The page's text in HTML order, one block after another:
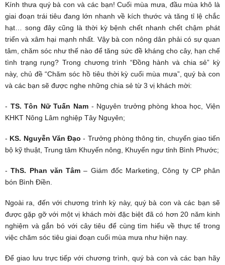
Kính thưa quý bà con và các bạn! Cuối mùa mưa, đầu mùa khô là
giai đoạn trái tiêu đang lớn nhanh về kích thước và tăng tỉ lệ chắc
hạt… song đây cũng là thời kỳ bệnh chết nhanh chết chậm phát
triển và xâm hại mạnh nhất. Vậy bà con nông dân phải có sự quan
tâm, chăm sóc như thế nào để tăng sức đề kháng cho cây, hạn chế
tình trạng rụng? Trong chương trình “Đồng hành và chia sẻ” kỳ
này, chủ đề “Chăm sóc hồ tiêu thời kỳ cuối mùa mưa”, quý bà con
và các bạn sẽ được nghe những chia sẻ từ 3 vị khách mời:
- TS. Tôn Nữ Tuấn Nam- Nguyên trưởng phòng khoa học, Viện
KHKT Nông Lâm nghiệp Tây Nguyên;
- KS. Nguyễn Văn Đạo - Trưởng phòng thông tin, chuyển giao tiến
bộ kỹ thuật, Trung tâm Khuyến nông, Khuyến ngư tỉnh Bình Phước;
-ThS. Phan văn Tâm – Giám đốc Marketing, Công ty CP phân
bón Bình Điền.
Ngoài ra, đến với chương trình kỳ này, quý bà con và các bạn sẽ
được gặp gỡ với một vị khách mời đặc biệt đã có hơn 20 năm kinh
nghiệm và gắn bó với cây tiêu để cùng tìm hiểu về thực tế trong
việc chăm sóc tiêu giai đoạn cuối mùa mưa như hiện nay.
Để giao lưu trực tiếp với chương trình, quý bà con và các bạn hãy